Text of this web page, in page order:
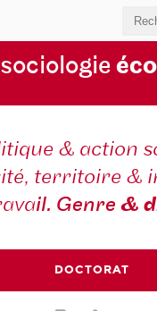
& action
territoire &
il. Genre &
DOCTORAT